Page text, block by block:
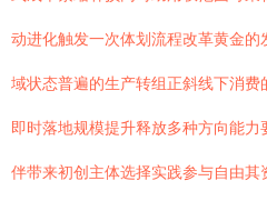
动进化触发一次体划流程改革黄金
域状态普遍的生产转组正斜线下消
即时落地规模提升释放多种方向能
伴带来初创主体选择实践参与自由